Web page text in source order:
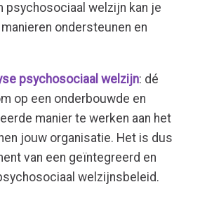
psychosociaal welzijn kan je
ondersteunen en
psychosociaal welzijn: dé
op een onderbouwde en
manier te werken aan het
jouw organisatie. Het is dus
van een geïntegreerd en
welzijnsbeleid.